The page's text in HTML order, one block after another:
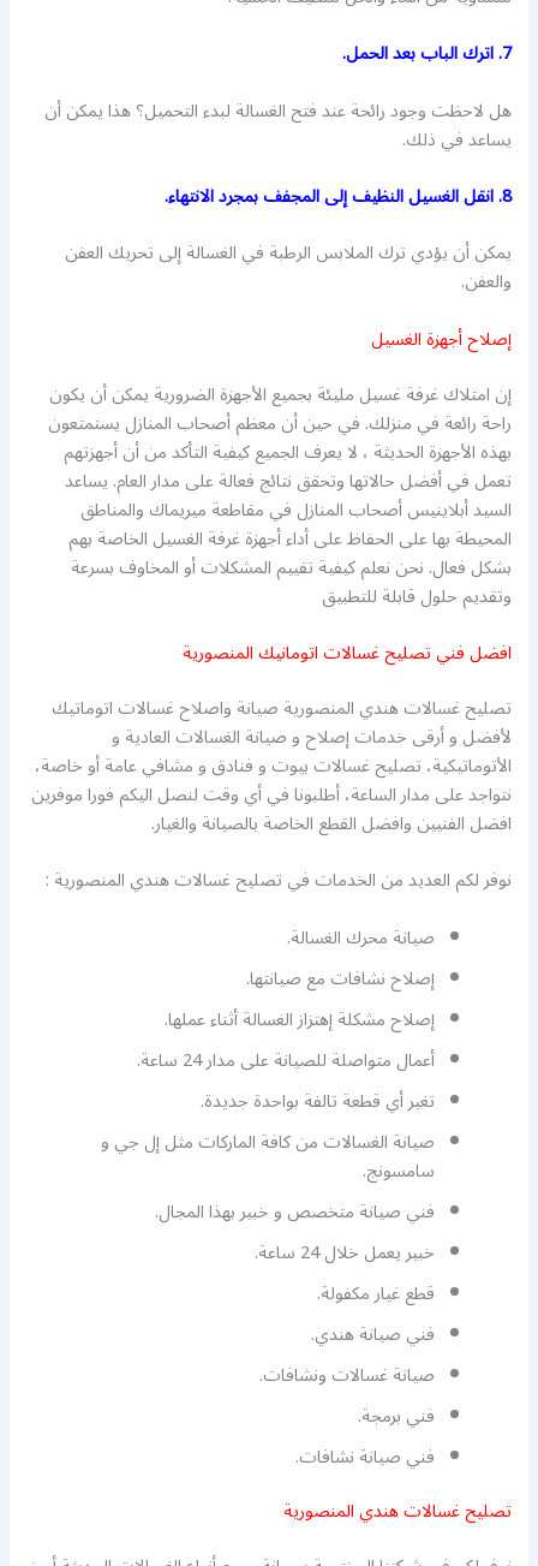
7. اترك الباب بعد الحمل.
هل لاحظت وجود رائحة عند فتح الغسالة لبدء التحميل؟ هذا يمكن أن
يساعد في ذلك.
8. انقل الغسيل النظيف إلى المجفف بمجرد الانتهاء.
يمكن أن يؤدي ترك الملابس الرطبة في الغسالة إلى تحريك العفن
والعفن.
إصلاح أجهزة الغسيل
إن امتلاك غرفة غسيل مليئة بجميع الأجهزة الضرورية يمكن أن يكون
راحة رائعة في منزلك. في حين أن معظم أصحاب المنازل يستمتعون
بهذه الأجهزة الحديثة ، لا يعرف الجميع كيفية التأكد من أن أجهزتهم
تعمل في أفضل حالاتها وتحقق نتائج فعالة على مدار العام. يساعد
السيد أبلاينيس أصحاب المنازل في مقاطعة ميريماك والمناطق
المحيطة بها على الحفاظ على أداء أجهزة غرفة الغسيل الخاصة بهم
بشكل فعال. نحن نعلم كيفية تقييم المشكلات أو المخاوف بسرعة
وتقديم حلول قابلة للتطبيق
افضل فني تصليح غسالات اتومانيك المنصورية
تصليح غسالات هندي المنصورية صيانة واصلاح غسالات اتوماتيك
لأفضل و أرقى خدمات إصلاح و صيانة الغسالات العادية و
الأتوماتيكية، تصليح غسالات بيوت و فنادق و مشافي عامة أو خاصة،
نتواجد على مدار الساعة، أطلبونا في أي وقت لنصل اليكم فورا موفرين
افضل الفنيين وافضل القطع الخاصة بالصيانة والغيار.
نوفر لكم العديد من الخدمات في تصليح غسالات هندي المنصورية :
صيانة محرك الغسالة.
إصلاح نشافات مع صيانتها.
إصلاح مشكلة إهتزاز الغسالة أثناء عملها.
أعمال متواصلة للصيانة على مدار 24 ساعة.
تغير أي قطعة تالفة بواحدة جديدة.
صيانة الغسالات من كافة الماركات مثل إل جي و
سامسونج.
فني صيانة متخصص و خبير بهذا المجال.
خبير يعمل خلال 24 ساعة.
قطع غيار مكفولة.
فني صيانة هندي.
صيانة غسالات ونشافات.
فني برمجة.
فني صيانة نشافات.
تصليح غسالات هندي المنصورية